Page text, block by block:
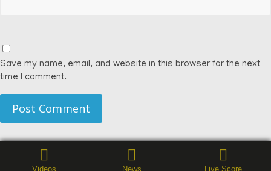
Save my name, email, and website in this browser for the next
time I comment.
Videos News Live Score